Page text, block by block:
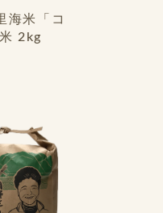
海米「コ
2kg